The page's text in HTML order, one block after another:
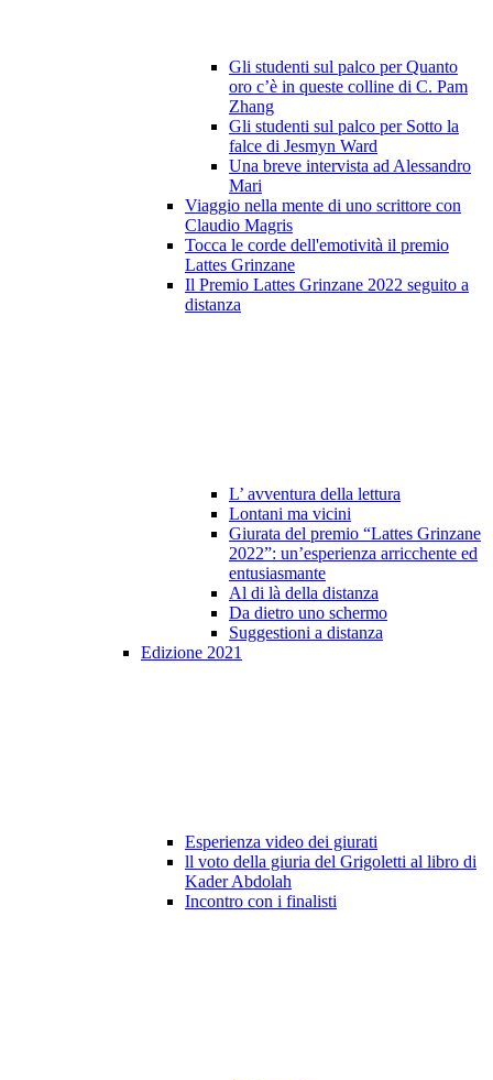
Gli studenti sul palco per Quanto
oro c’è in queste colline di C. Pam
Zhang
Gli studenti sul palco per Sotto la
falce di Jesmyn Ward
Una breve intervista ad Alessandro
Mari
Viaggio nella mente di uno scrittore con
Claudio Magris
Tocca le corde dell'emotività il premio
Lattes Grinzane
Il Premio Lattes Grinzane 2022 seguito a
distanza
L’ avventura della lettura
Lontani ma vicini
Giurata del premio “Lattes Grinzane
2022”: un’esperienza arricchente ed
entusiasmante
Al di là della distanza
Da dietro uno schermo
Suggestioni a distanza
Edizione 2021
Esperienza video dei giurati
ll voto della giuria del Grigoletti al libro di
Kader Abdolah
Incontro con i finalisti